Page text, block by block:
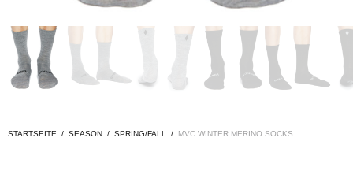
STARTSEITE / SEASON / SPRING/FALL / MVC WINTER MERINO SOCKS